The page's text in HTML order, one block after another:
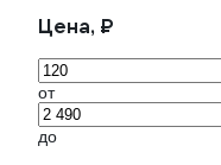
Цена, ₽
от
до